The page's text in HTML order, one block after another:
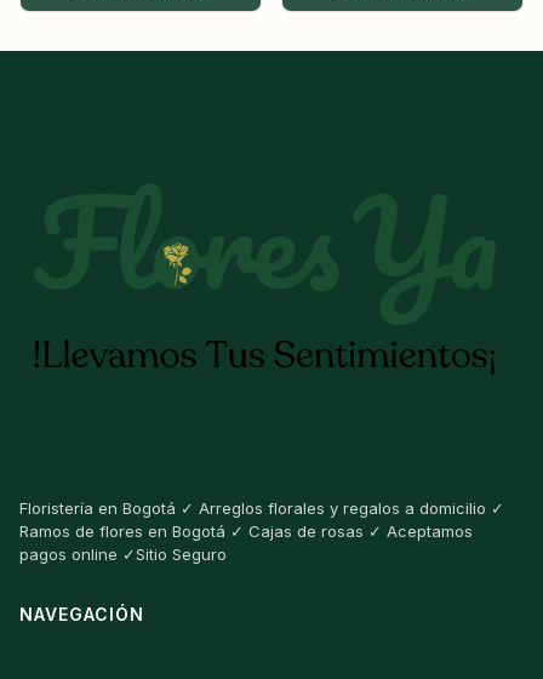
Floristería en Bogotá ✓ Arreglos florales y regalos a domicilio ✓
Ramos de flores en Bogotá ✓ Cajas de rosas ✓ Aceptamos
pagos online ✓Sitio Seguro
NAVEGACIÓN